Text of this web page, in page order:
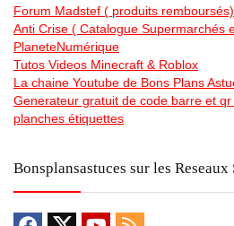
Forum Madstef ( produits remboursés)
Anti Crise ( Catalogue Supermarchés
PlaneteNumérique
Tutos Videos Minecraft & Roblox
La chaine Youtube de Bons Plans
Generateur gratuit de code barre et
planches étiquettes
Bonsplansastuces sur les Reseaux